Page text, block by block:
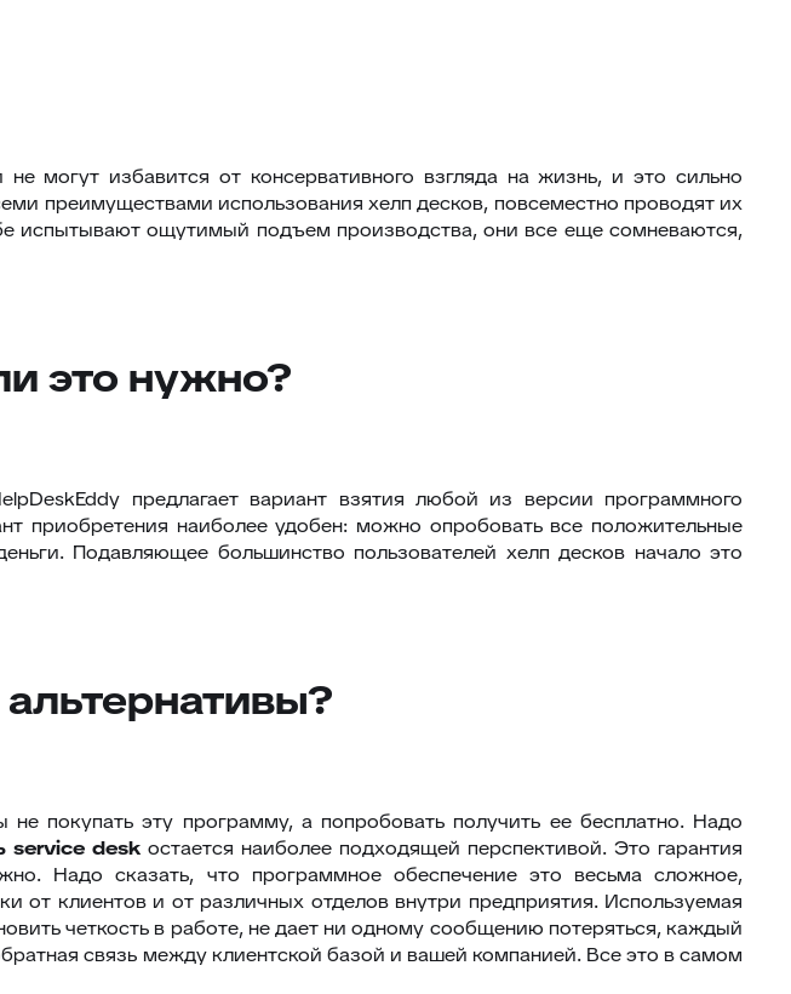
могут избавится от консервативного взгляда на жизнь, и это сильно
преимуществами использования хелп десков, повсеместно проводят их
испытывают ощутимый подъем производства, они все еще сомневаются,
это нужно?
предлагает вариант взятия любой из версии программного
приобретения наиболее удобен: можно опробовать все положительные
Подавляющее большинство пользователей хелп десков начало это
покупать эту программу, а попробовать получить ее бесплатно. Надо
service desk остается наиболее подходящей перспективой. Это гарантия
Надо сказать, что программное обеспечение это весьма сложное,
от клиентов и от различных отделов внутри предприятия. Используемая
четкость в работе, не дает ни одному сообщению потеряться, каждый
связь между клиентской базой и вашей компанией. Все это в самом